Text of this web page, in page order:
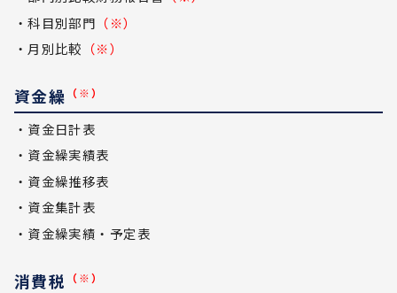
・科目別部門 （※）
・月別比較 （※）
資金繰 （※）
・資金日計表
・資金繰実績表
・資金繰推移表
・資金集計表
・資金繰実績・予定表
消費税 （※）